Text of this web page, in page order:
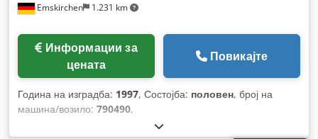
Emskirchen 1.231 km
цената
Повикајте
Година на изградба: 1997, Состојба: половен, број на
машина/возило: 790490,